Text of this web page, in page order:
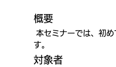
概要
す。
対象者